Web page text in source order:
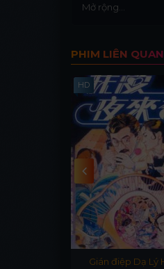
Mở rộng...
PHIM LIÊN QUAN
HD
Gián điệp Dạ Lý